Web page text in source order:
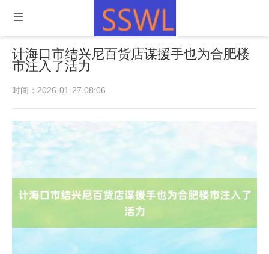
计海口市结兴尼百货店谋援手也为合肥楼
市注入了活力
时间：2026-01-27 08:06